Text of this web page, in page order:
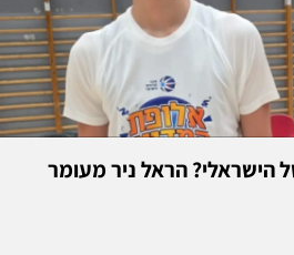
הראל ניר מעומר